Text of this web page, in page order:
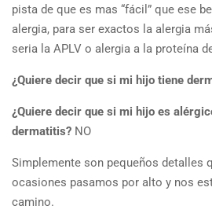
pista de que es mas “fácil” que ese
alergia, para ser exactos la alergia
seria la APLV o alergia a la proteína
¿Quiere decir que si mi hijo tiene
¿Quiere decir que si mi hijo es
dermatitis? NO
Simplemente son pequeños detalles
ocasiones pasamos por alto y nos
camino.